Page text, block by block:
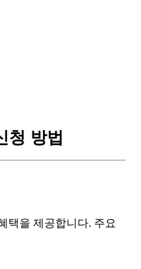
청 방법
택을 제공합니다. 주요